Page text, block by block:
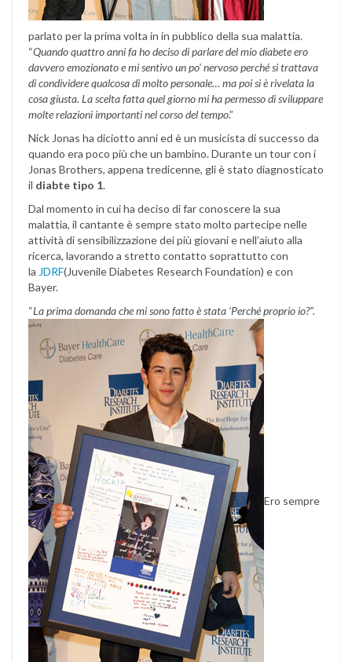
parlato per la prima volta in in pubblico della sua malattia.
“Quando quattro anni fa ho deciso di parlare del mio diabete ero
davvero emozionato e mi sentivo un po’ nervoso perché si trattava
di condividere qualcosa di molto personale… ma poi si è rivelata la
cosa giusta. La scelta fatta quel giorno mi ha permesso di sviluppare
molte relazioni importanti nel corso del tempo.”
Nick Jonas ha diciotto anni ed è un musicista di successo da
quando era poco più che un bambino. Durante un tour con i
Jonas Brothers, appena tredicenne, gli è stato diagnosticato
il diabte tipo 1.
Dal momento in cui ha deciso di far conoscere la sua
malattia, il cantante è sempre stato molto partecipe nelle
attività di sensibilizzazione dei più giovani e nell’aiuto alla
ricerca, lavorando a stretto contatto soprattutto con
la JDRF(Juvenile Diabetes Research Foundation) e con
Bayer.
“La prima domanda che mi sono fatto è stata ‘Perché proprio io?”.
Ero sempre